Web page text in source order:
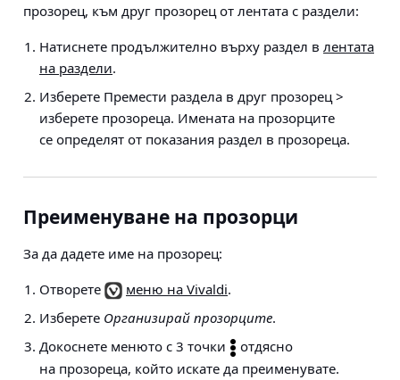
прозорец, към друг прозорец от лентата с раздели:
Натиснете продължително върху раздел в лентата
на раздели.
Изберете Премести раздела в друг прозорец >
изберете прозореца. Имената на прозорците
се определят от показания раздел в прозореца.
Преименуване на прозорци
За да дадете име на прозорец:
Отворете
меню на Vivaldi.
Изберете Организирай прозорците.
Докоснете менюто с 3 точки
отдясно
на прозореца, който искате да преименувате.